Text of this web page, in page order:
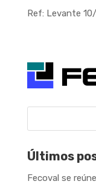
Ref: Levante
Últimos
Fecoval se